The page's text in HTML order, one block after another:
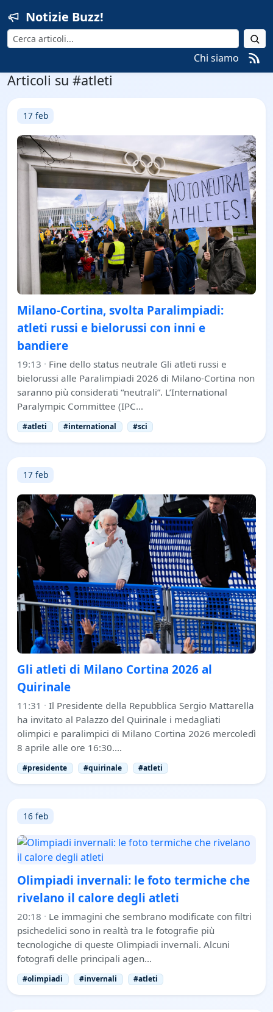
Notizie Buzz!
Cerca
Chi siamo
Articoli su #atleti
17 feb
Milano-Cortina, svolta Paralimpiadi:
atleti russi e bielorussi con inni e
bandiere
19:13 · Fine dello status neutrale Gli atleti russi e
bielorussi alle Paralimpiadi 2026 di Milano-Cortina non
saranno più considerati “neutrali”. L’International
Paralympic Committee (IPC…
#atleti #international #sci
17 feb
Gli atleti di Milano Cortina 2026 al
Quirinale
11:31 · Il Presidente della Repubblica Sergio Mattarella
ha invitato al Palazzo del Quirinale i medagliati
olimpici e paralimpici di Milano Cortina 2026 mercoledì
8 aprile alle ore 16:30.…
#presidente #quirinale #atleti
16 feb
Olimpiadi invernali: le foto termiche che
rivelano il calore degli atleti
20:18 · Le immagini che sembrano modificate con filtri
psichedelici sono in realtà tra le fotografie più
tecnologiche di queste Olimpiadi invernali. Alcuni
fotografi delle principali agen…
#olimpiadi #invernali #atleti